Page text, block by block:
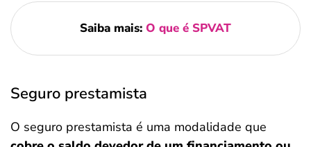
Saiba mais: O que é SPVAT
Seguro prestamista
O seguro prestamista é uma modalidade que